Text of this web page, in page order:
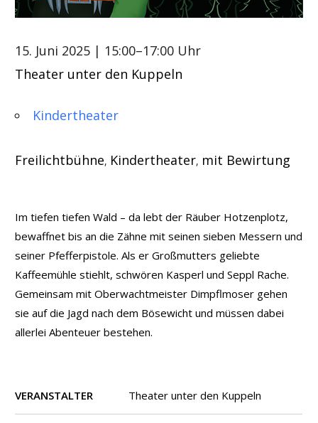
15. Juni 2025 | 15:00–17:00 Uhr
Theater unter den Kuppeln
Kindertheater
Freilichtbühne, Kindertheater, mit Bewirtung
Im tiefen tiefen Wald – da lebt der Räuber Hotzenplotz,
bewaffnet bis an die Zähne mit seinen sieben Messern und
seiner Pfefferpistole. Als er Großmutters geliebte
Kaffeemühle stiehlt, schwören Kasperl und Seppl Rache.
Gemeinsam mit Oberwachtmeister Dimpflmoser gehen
sie auf die Jagd nach dem Bösewicht und müssen dabei
allerlei Abenteuer bestehen.
VERANSTALTER Theater unter den Kuppeln